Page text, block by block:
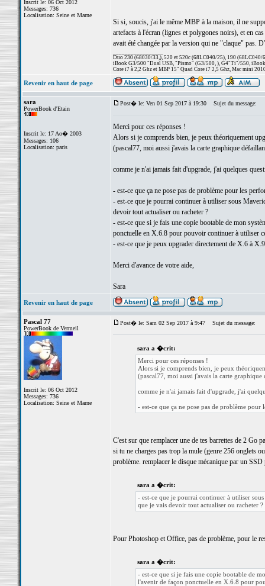
Inscrit le: 06 Oct 2012
Messages: 736
Localisation: Seine et Marne
Si si, soucis, j'ai le même MBP à la maison, il ne
artefacts à l'écran (lignes et polygones noirs), et en
avait été changée par la version qui ne "claque" pas.
Duo 230 (68030/33,), 520 et 520c (68LC040/25), 190 (68LC040/
iBook G3/500 "Dual USB, "Pismo" (G3/500, ), G4"Ti"/550,
Core i7 à 2,2 Ghz et MBP 15" Quad Core i7 2,5 Ghz, Mac mini
Revenir en haut de page
sara
PowerBook d'Etain
Inscrit le: 17 Ao� 2003
Messages: 106
Localisation: paris
Post� le: Ven 01 Sep 2017 à 19:30 Sujet du message:
Merci pour ces réponses !
Alors si je comprends bien, je peux théoriquement
(pascal77, moi aussi j'avais la carte graphique
comme je n'ai jamais fait d'upgrade, j'ai quelques
- est-ce que ça ne pose pas de problème pour les
- est-ce que je pourrai continuer à utiliser sous
devoir tout actualiser ou racheter ?
- est-ce que si je fais une copie bootable de mon
ponctuelle en X.6.8 pour pouvoir continuer à utiliser
- est-ce que je peux upgrader directement de X.6 à
Merci d'avance de votre aide,
Sara
Revenir en haut de page
Pascal 77
PowerBook de Vermeil
Inscrit le: 06 Oct 2012
Messages: 736
Localisation: Seine et Marne
Post� le: Sam 02 Sep 2017 à 9:47 Sujet du message:
sara a �crit:
Merci pour ces réponses !
Alors si je comprends bien, je peux
(pascal77, moi aussi j'avais la carte
comme je n'ai jamais fait d'upgrade, j'ai
- est-ce que ça ne pose pas de problème
C'est sur que remplacer une de tes barrettes de 2 Go
si tu ne charges pas trop la mule (genre 256 onglets
problème. remplacer le disque mécanique par un
sara a �crit:
- est-ce que je pourrai continuer à utiliser
que je vais devoir tout actualiser ou racheter ?
Pour Photoshop et Office, pas de problème, pour le
sara a �crit:
- est-ce que si je fais une copie bootable de
l'avenir de façon ponctuelle en X.6.8 pour